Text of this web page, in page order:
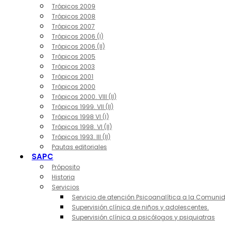
Trópicos 2009
Trópicos 2008
Trópicos 2007
Trópicos 2006 (I)
Trópicos 2006 (II)
Trópicos 2005
Trópicos 2003
Trópicos 2001
Trópicos 2000
Trópicos 2000. VIII (II)
Trópicos 1999. VII (II)
Trópicos 1998 VI (I)
Trópicos 1998. VI (II)
Trópicos 1993. III (II)
Pautas editoriales
SAPC
Próposito
Historia
Servicios
Servicio de atención Psicoanalítica a la
Supervisión clínica de niños y adolescentes.
Supervisión clínica a psicólogos y psiquiatras